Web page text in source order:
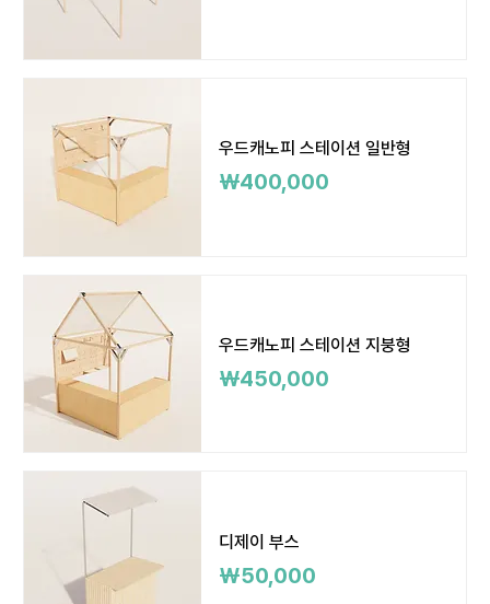
우드캐노피 스테이션 일반형
가격
₩400,000
우드캐노피 스테이션 지붕형
가격
₩450,000
디제이 부스
가격
₩50,000